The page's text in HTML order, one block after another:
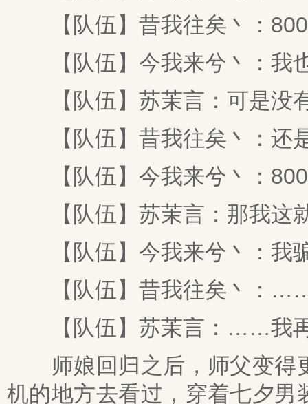
【队伍】昔我往矣丶：
【队伍】今我来兮丶：我
【队伍】苏茉言：可是没
【队伍】昔我往矣丶：还
【队伍】今我来兮丶：
【队伍】苏茉言：那我这
【队伍】今我来兮丶：我
【队伍】昔我往矣丶：
【队伍】苏茉言：……我再
师娘回归之后，师父变得
机的地方去看过，穿着七夕